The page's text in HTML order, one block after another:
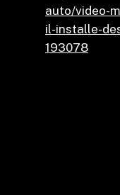
auto/video-
il-installe-
193078